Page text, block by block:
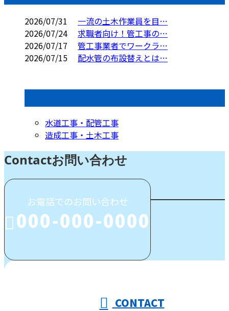
2026/07/31
一流の土木作業員を目…
2026/07/24
求職者向け！管工事の…
2026/07/17
管工事業者でワークラ…
2026/07/15
配水管の布設替えとは…
水道工事・配管工事
造成工事・土木工事
Contactお問い合わせ
お電話でのお問い合わせ
000-000-0000
CONTACT